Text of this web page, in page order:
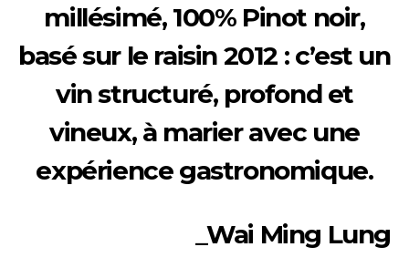
millésimé, 100% Pinot noir,
basé sur le raisin 2012 : c’est un
vin structuré, profond et
vineux, à marier avec une
expérience gastronomique.
_Wai Ming Lung